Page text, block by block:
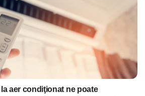
aer condiţionat ne poate